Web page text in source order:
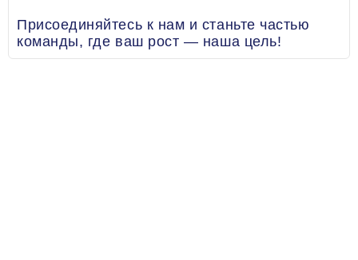
Присоединяйтесь к нам и станьте частью
команды, где ваш рост — наша цель!